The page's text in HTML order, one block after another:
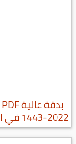
2022-1443 في السعودية